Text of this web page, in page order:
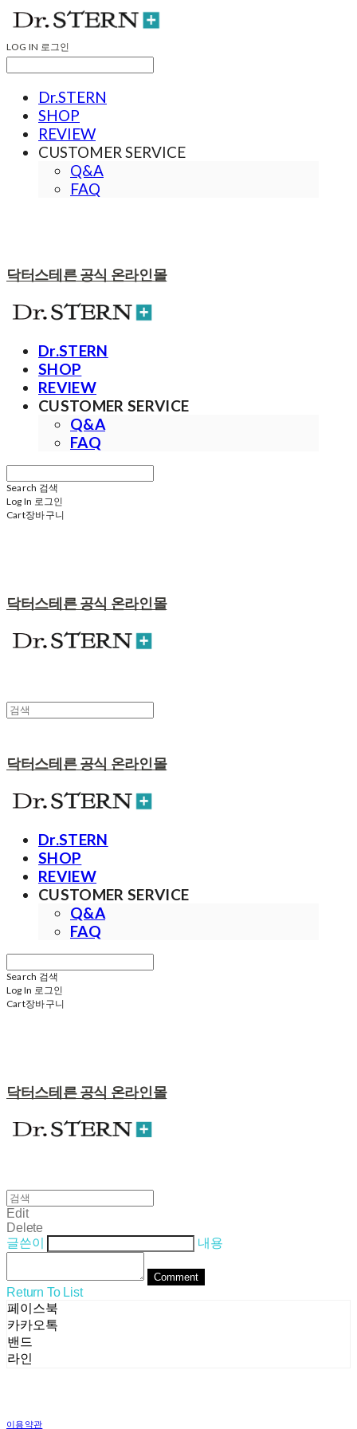
LOG IN 로그인
Dr.STERN
SHOP
REVIEW
CUSTOMER SERVICE
Q&A
FAQ
닥터스테른 공식 온라인몰
Dr.STERN
SHOP
REVIEW
CUSTOMER SERVICE
Q&A
FAQ
Search 검색
Log In 로그인
Cart장바구니
닥터스테른 공식 온라인몰
닥터스테른 공식 온라인몰
Dr.STERN
SHOP
REVIEW
CUSTOMER SERVICE
Q&A
FAQ
Search 검색
Log In 로그인
Cart장바구니
닥터스테른 공식 온라인몰
Edit
Delete
글쓴이
내용
Comment
Return To List
페이스북
카카오톡
밴드
라인
이용약관